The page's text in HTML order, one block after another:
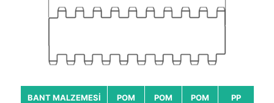
BANT MALZEMESİ POM POM POM PP